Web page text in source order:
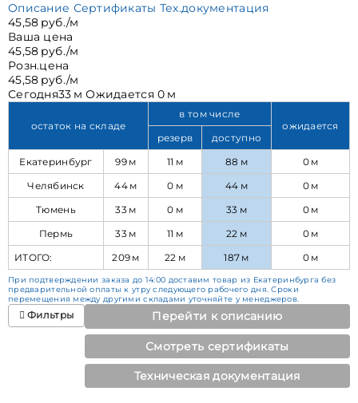
Описание Сертификаты Тех.документация
45,58 руб./м
Ваша цена
45,58 руб./м
Розн.цена
45,58 руб./м
Сегодня33 м Ожидается 0 м
остаток на складе
в том числе
ожидается
резерв
доступно
Екатеринбург
99 м 11 м 88 м
0 м
Челябинск
44 м 0 м 44 м
0 м
Тюмень
33 м 0 м 33 м
0 м
Пермь
33 м 11 м 22 м
0 м
ИТОГО:
209 м 22 м 187 м 0 м
При подтверждении заказа до 14:00 доставим товар из Екатеринбурга без
предварительной оплаты к утру следующего рабочего дня. Сроки
перемещения между другими складами уточняйте у менеджеров.
Фильтры Перейти к описанию
Смотреть сертификаты
Техническая документация